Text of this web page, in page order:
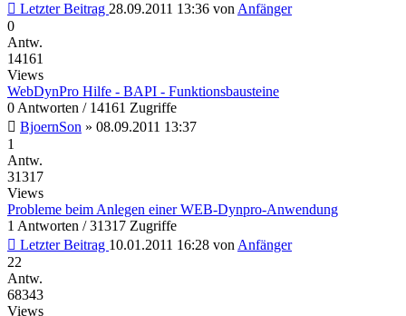
Letzter Beitrag 28.09.2011 13:36 von Anfänger
0
Antw.
14161
Views
WebDynPro Hilfe - BAPI - Funktionsbausteine
0 Antworten / 14161 Zugriffe
BjoernSon » 08.09.2011 13:37
1
Antw.
31317
Views
Probleme beim Anlegen einer WEB-Dynpro-Anwendung
1 Antworten / 31317 Zugriffe
Letzter Beitrag 10.01.2011 16:28 von Anfänger
22
Antw.
68343
Views